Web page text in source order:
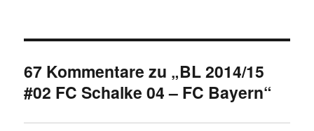
67 Kommentare zu „BL 2014/15
#02 FC Schalke 04 – FC Bayern“